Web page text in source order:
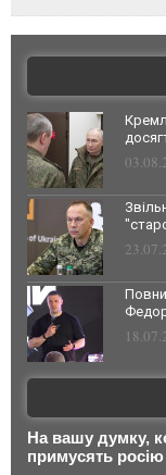
На вашу думку,
примусять росію